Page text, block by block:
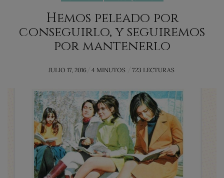
Hemos peleado por
conseguirlo, y seguiremos
por mantenerlo
POSTED
JULIO 17, 2016 4 MINUTOS 723 LECTURAS